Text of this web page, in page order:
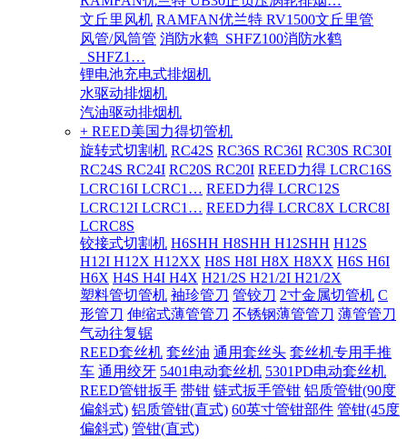
文丘里风机 RAMFAN优兰特 RV1500文丘里管
风管/风筒管 消防水鹤_SHFZ100消防水鹤
_SHFZ1…
锂电池充电式排烟机
水驱动排烟机
汽油驱动排烟机
+ REED美国力得切管机
旋转式切割机 RC42S RC36S RC36I RC30S RC30I
RC24S RC24I RC20S RC20I REED力得 LCRC16S
LCRC16I LCRC1… REED力得 LCRC12S
LCRC12I LCRC1… REED力得 LCRC8X LCRC8I
LCRC8S
铰接式切割机 H6SHH H8SHH H12SHH H12S
H12I H12X H12XX H8S H8I H8X H8XX H6S H6I
H6X H4S H4I H4X H21/2S H21/2I H21/2X
塑料管切管机 袖珍管刀 管铰刀 2寸金属切管机 C
形管刀 伸缩式薄管管刀 不锈钢薄管管刀 薄管管刀
气动往复锯
REED套丝机 套丝油 通用套丝头 套丝机专用手推
车 通用绞牙 5401电动套丝机 5301PD电动套丝机
REED管钳扳手 带钳 链式扳手管钳 铝质管钳(90度
偏斜式) 铝质管钳(直式) 60英寸管钳部件 管钳(45度
偏斜式) 管钳(直式)